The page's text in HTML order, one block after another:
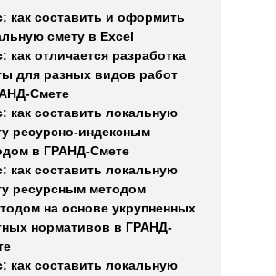
как составить и оформить
смету в Excel
как отличается разработка
для разных видов работ
Смете
как составить локальную
ресурсно-индексным
в ГРАНД-Смете
как составить локальную
ресурсным методом
на основе укрупненных
нормативов в ГРАНД-
как составить локальную